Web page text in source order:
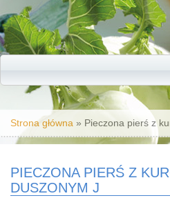
Jesteś tutaj
Strona główna » Pieczona pierś z
PIECZONA PIERŚ Z
DUSZONYM J